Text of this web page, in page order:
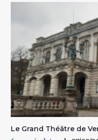
Le Grand Théâtre de